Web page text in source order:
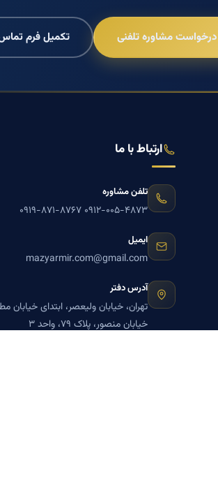
درخواست مشاوره تلفنی تکمیل فرم
ارتباط با ما
تلفن مشاوره
۰۹۱۲-۰۰۵-۴۸۷۳ ۰۹۱۹-۸۷۱-۸۷۶۷
ایمیل
mazyarmir.com@gmail.com
آدرس دفتر
تهران، خیابان ولیعصر، ابتدای خیابان
خیابان منصور، پلاک ۷۹، واحد ۳